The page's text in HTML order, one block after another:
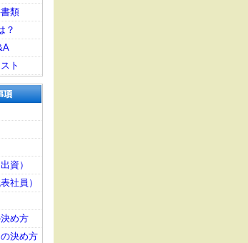
類
？
ト
資）
社員）
め方
決め方